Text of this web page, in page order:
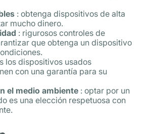
: obtenga dispositivos de alta
mucho dinero.
: rigurosos controles de
que obtenga un dispositivo
los dispositivos usados
con una garantía para su
el medio ambiente : optar por un
es una elección respetuosa con